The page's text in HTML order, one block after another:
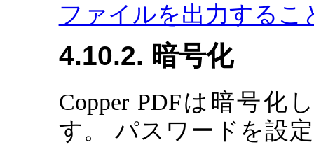
ファイルを出力するこ
4.10.2. 暗号化
Copper PDFは暗号化
す。 パスワードを設